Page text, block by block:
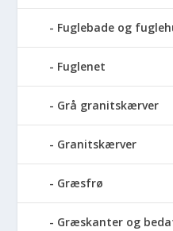
Fuglebade og
Fuglenet
Grå granitskærver
Granitskærver
Græsfrø
Græskanter og